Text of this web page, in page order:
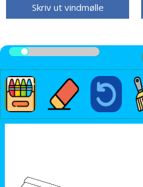
Skriv ut vindmølle